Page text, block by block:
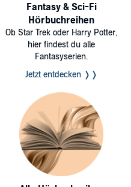
Fantasy & Sci-Fi
Hörbuchreihen
Ob Star Trek oder Harry Potter,
hier findest du alle
Fantasyserien.
Jetzt entdecken ❭❭